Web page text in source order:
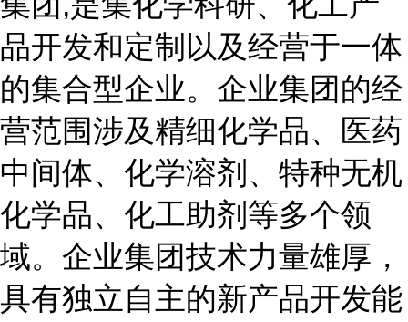
品开发和定制以及经营于一体
的集合型企业。企业集团的经
营范围涉及精细化学品、医药
中间体、化学溶剂、特种无机
化学品、化工助剂等多个领
域。企业集团技术力量雄厚，
具有独立自主的新产品开发能